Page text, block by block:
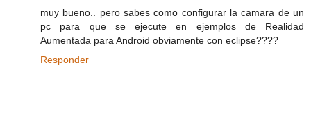
muy bueno.. pero sabes como configurar la camara de un
pc para que se ejecute en ejemplos de Realidad
Aumentada para Android obviamente con eclipse????
Responder